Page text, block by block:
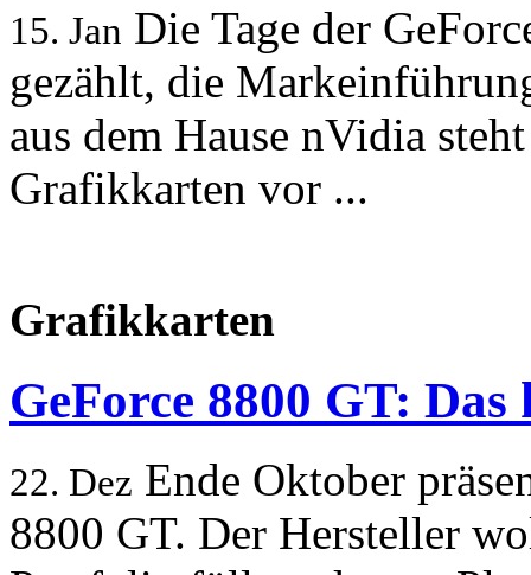
15. Jan Die Tage der
gezählt, die
aus dem Hause nVidia
Grafikkarten vor ...
Grafikkarten
GeForce 8800 GT:
22. Dez Ende Oktober
8800 GT. Der Hersteller